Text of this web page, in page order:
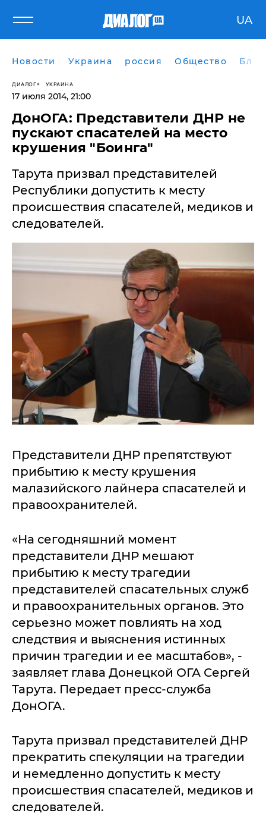
UA
Новости Украина россия Общество
ДИАЛОГ УКРАИНА
17 июля 2014, 21:00
ДонОГА: Представители ДНР не
пускают спасателей на место
крушения "Боинга"
Тарута призвал представителей
Республики допустить к месту
происшествия спасателей, медиков и
следователей.
Представители ДНР препятствуют
прибытию к месту крушения
малазийского лайнера спасателей и
правоохранителей.
«На сегодняшний момент
представители ДНР мешают
прибытию к месту трагедии
представителей спасательных служб
и правоохранительных органов. Это
серьезно может повлиять на ход
следствия и выяснения истинных
причин трагедии и ее масштабов», -
заявляет глава Донецкой ОГА Сергей
Тарута. Передает пресс-служба
ДонОГА.
Тарута призвал представителей ДНР
прекратить спекуляции на трагедии
и немедленно допустить к месту
происшествия спасателей, медиков и
следователей.